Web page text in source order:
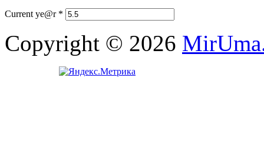
Current ye@r *
Copyright © 2026